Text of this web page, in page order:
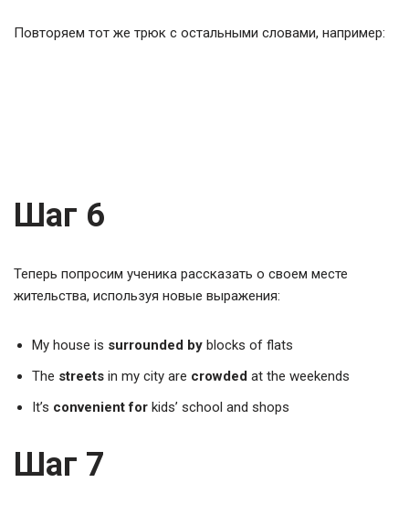
Повторяем тот же трюк с остальными словами, например:
Шаг 6
Теперь попросим ученика рассказать о своем месте
жительства, используя новые выражения:
My house is surrounded by blocks of flats
The streets in my city are crowded at the weekends
It’s convenient for kids’ school and shops
Шаг 7